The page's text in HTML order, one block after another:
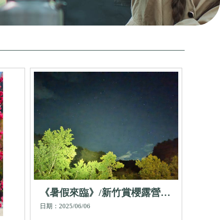
《暑假來臨》/新竹賞櫻露營
區,車宿露營區,車宿露營,新竹
日期：2025/06/06